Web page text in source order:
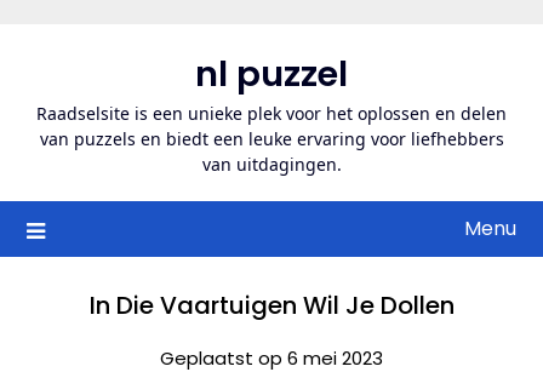
inhoud
nl puzzel
Raadselsite is een unieke plek voor het oplossen en delen
van puzzels en biedt een leuke ervaring voor liefhebbers
van uitdagingen.
Menu
In Die Vaartuigen Wil Je Dollen
Geplaatst op 6 mei 2023